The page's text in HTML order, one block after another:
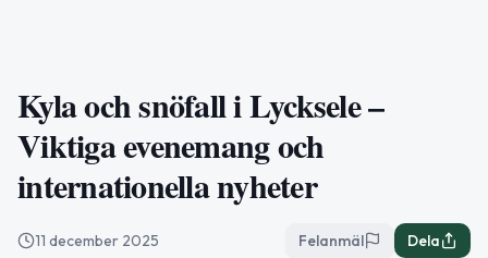
Kyla och snöfall i Lycksele –
Viktiga evenemang och
internationella nyheter
11 december 2025 Felanmäl Dela